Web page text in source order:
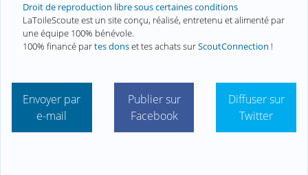
Droit de reproduction libre sous certaines conditions
LaToileScoute est un site conçu, réalisé, entretenu et alimenté par
une équipe 100% bénévole.
100% financé partes donset tes achats surScoutConnection !
Envoyer par
e-mail
Publier sur
Facebook
Diffuser sur
Twitter